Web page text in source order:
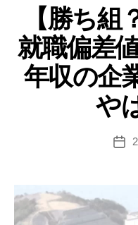
【勝ち組
就職偏差
年収の企
や
投